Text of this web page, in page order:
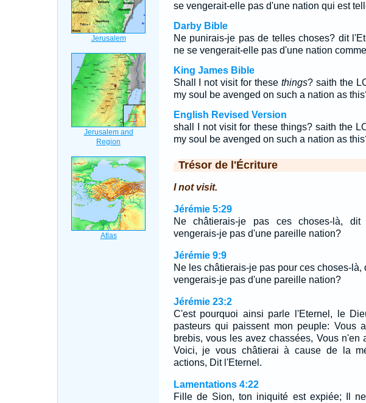
se vengerait-elle pas d'une nation qui est
Darby Bible
Ne punirais-je pas de telles choses? dit
ne se vengerait-elle pas d'une nation
King James Bible
Shall I not visit for thesethings? saith the
my soul be avenged on such a nation as
English Revised Version
shall I not visit for these things? saith the
my soul be avenged on such a nation as
Trésor de l'Écriture
I not visit.
Jérémie 5:29
Ne châtierais-je pas ces choses-là,
vengerais-je pas d'une pareille nation?
Jérémie 9:9
Ne les châtierais-je pas pour ces choses-là,
vengerais-je pas d'une pareille nation?
Jérémie 23:2
C'est pourquoi ainsi parle l'Eternel, le
pasteurs qui paissent mon peuple: Vous
brebis, vous les avez chassées, Vous n'en
Voici, je vous châtierai à cause de la
actions, Dit l'Eternel.
Lamentations 4:22
Fille de Sion, ton iniquité est expiée; Il